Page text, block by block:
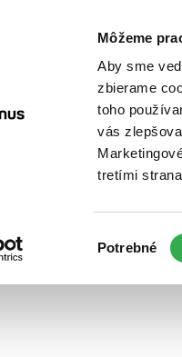
Môžeme
Aby sme
zbierame
toho
vás
tretími
súhlasu
Potrebné
Poukážky